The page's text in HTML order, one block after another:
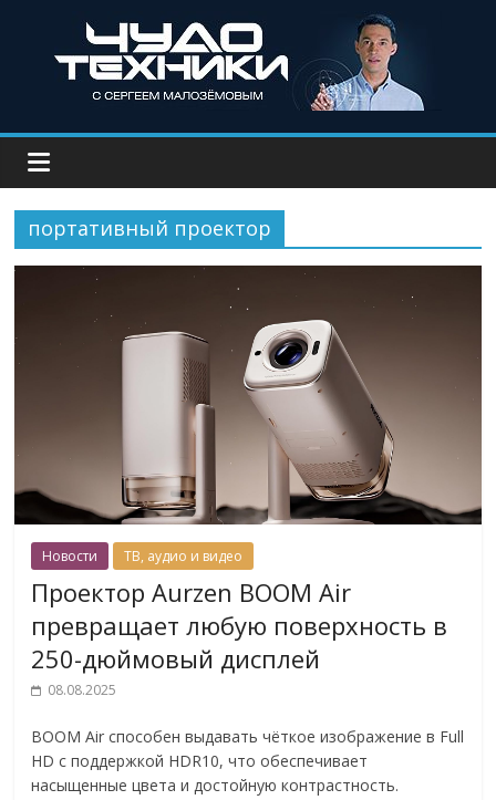
портативный проектор
Новости ТВ, аудио и видео
Проектор Aurzen BOOM Air
превращает любую поверхность в
250-дюймовый дисплей
08.08.2025
BOOM Air способен выдавать чёткое изображение в Full
HD с поддержкой HDR10, что обеспечивает
насыщенные цвета и достойную контрастность.